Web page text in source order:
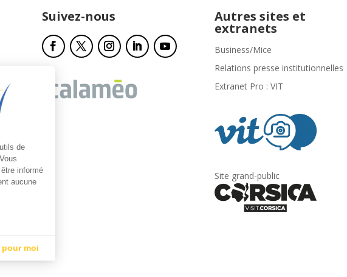
Suivez-nous Autres sites et
extranets
Business/Mice
Relations presse institutionnelles
Extranet Pro : VIT
Site grand-public